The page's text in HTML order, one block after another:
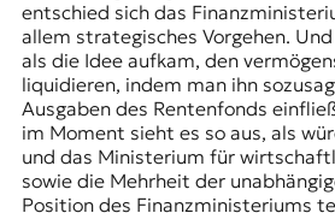
entschied sich das
allem strategisches Vorgehen.
als die Idee aufkam, den
liquidieren, indem man ihn
Ausgaben des Rentenfonds
im Moment sieht es so aus, als
und das Ministerium für
sowie die Mehrheit der
Position des Finanzministeriums